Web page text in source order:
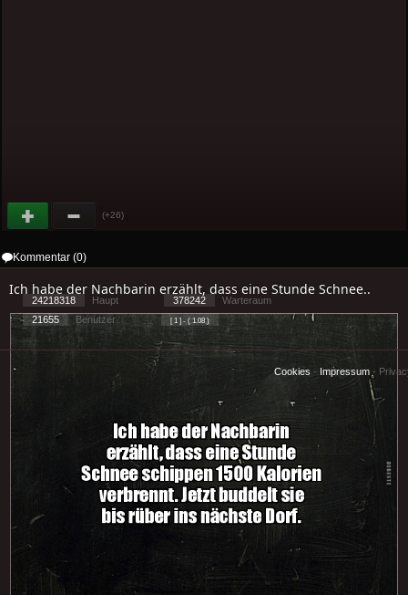
(+26)
Kommentar (0)
Ich habe der Nachbarin erzählt, dass eine Stunde Schnee..
24218318 Haupt 378242
Warteraum
21655
Benutzer [ 1 ] - ( 1.08 )
Cookies - Impressum -